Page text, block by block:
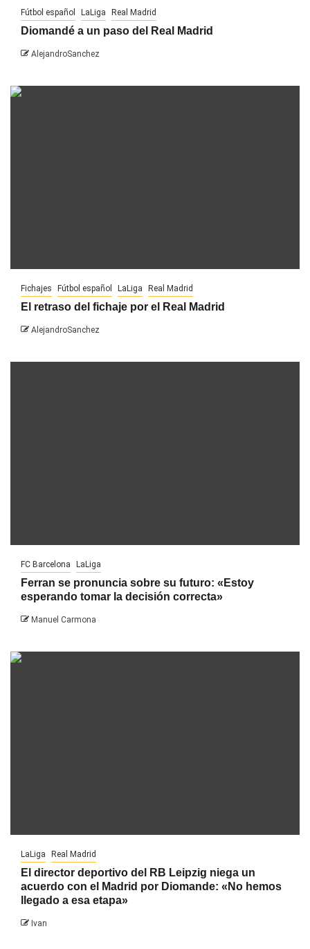
Fútbol español LaLiga Real Madrid
Diomandé a un paso del Real Madrid
AlejandroSanchez
Fichajes Fútbol español LaLiga Real Madrid
El retraso del fichaje por el Real Madrid
AlejandroSanchez
FC Barcelona LaLiga
Ferran se pronuncia sobre su futuro: «Estoy
esperando tomar la decisión correcta»
Manuel Carmona
LaLiga Real Madrid
El director deportivo del RB Leipzig niega un
acuerdo con el Madrid por Diomande: «No hemos
llegado a esa etapa»
Ivan